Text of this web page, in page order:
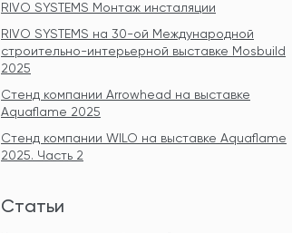
RIVO SYSTEMS Монтаж инсталяции
RIVO SYSTEMS на 30-ой Международной
строительно-интерьерной выставке Mosbuild
2025
Стенд компании Arrowhead на выставке
Aquaflame 2025
Стенд компании WILO на выставке Aquaflame
2025. Часть 2
Статьи